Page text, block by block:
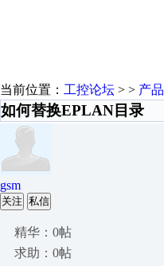
当前位置： 工控论坛 > > 产品
如何替换EPLAN目录
gsm
关注 私信
精华：0帖
求助：0帖